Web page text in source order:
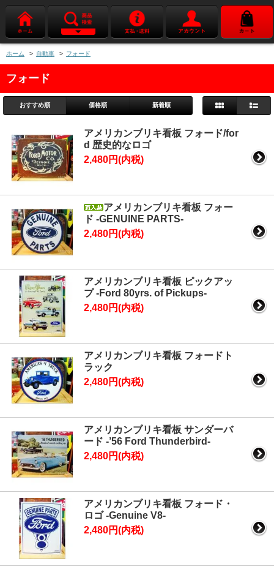
ホーム > 自動車 > フォード
フォード
おすすめ順 価格順 新着順
アメリカンブリキ看板 フォード/for
d 歴史的なロゴ
2,480円(内税)
アメリカンブリキ看板 フォー
ド -GENUINE PARTS-
2,480円(内税)
アメリカンブリキ看板 ピックアッ
プ -Ford 80yrs. of Pickups-
2,480円(内税)
アメリカンブリキ看板 フォードト
ラック
2,480円(内税)
アメリカンブリキ看板 サンダーバ
ード -’56 Ford Thunderbird-
2,480円(内税)
アメリカンブリキ看板 フォード・
ロゴ -Genuine V8-
2,480円(内税)